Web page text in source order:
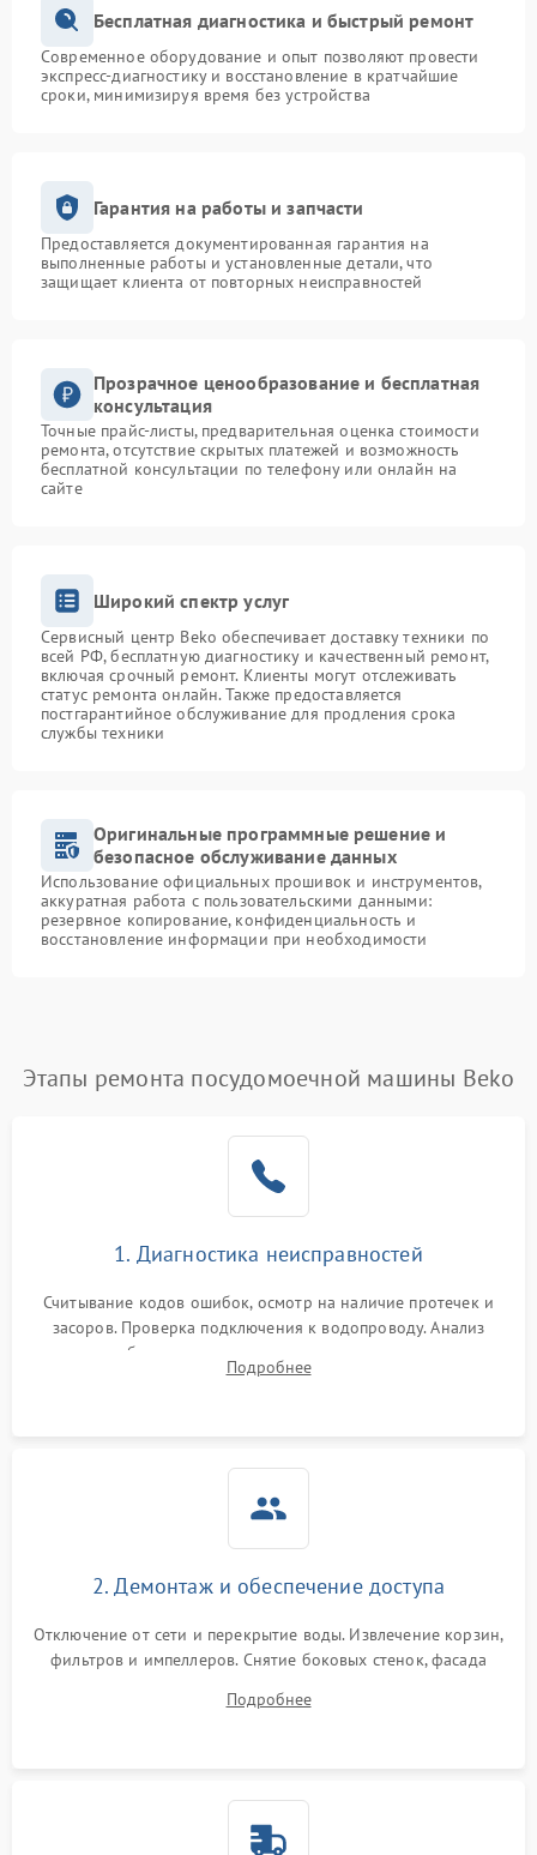
Бесплатная диагностика и быстрый ремонт
Современное оборудование и опыт позволяют провести
экспресс-диагностику и восстановление в кратчайшие
сроки, минимизируя время без устройства
Гарантия на работы и запчасти
Предоставляется документированная гарантия на
выполненные работы и установленные детали, что
защищает клиента от повторных неисправностей
Прозрачное ценообразование и бесплатная
консультация
Точные прайс-листы, предварительная оценка стоимости
ремонта, отсутствие скрытых платежей и возможность
бесплатной консультации по телефону или онлайн на
сайте
Широкий спектр услуг
Сервисный центр Beko обеспечивает доставку техники по
всей РФ, бесплатную диагностику и качественный ремонт,
включая срочный ремонт. Клиенты могут отслеживать
статус ремонта онлайн. Также предоставляется
постгарантийное обслуживание для продления срока
службы техники
Оригинальные программные решение и
безопасное обслуживание данных
Использование официальных прошивок и инструментов,
аккуратная работа с пользовательскими данными:
резервное копирование, конфиденциальность и
восстановление информации при необходимости
Этапы ремонта посудомоечной машины Beko
1. Диагностика неисправностей
Считывание кодов ошибок, осмотр на наличие протечек и
засоров. Проверка подключения к водопроводу. Анализ
жалоб на отсутствие слива, нагрева, вращения
разбрызгивателей или срабатывание системы защиты
Подробнее
2. Демонтаж и обеспечение доступа
Отключение от сети и перекрытие воды. Извлечение корзин,
фильтров и импеллеров. Снятие боковых стенок, фасада
циркуляционному насосу, ТЭНу и сливной помпе.
Подробнее